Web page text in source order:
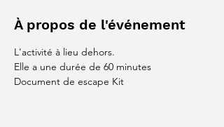
À propos de l'événement
L'activité à lieu dehors.
Elle a une durée de 60 minutes
Document de escape Kit